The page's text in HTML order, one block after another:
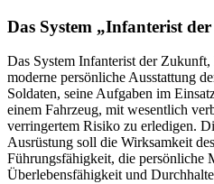
Das System „Infanterist
Das System Infanterist der
moderne persönliche Ausstattung
Soldaten, seine Aufgaben im
einem Fahrzeug, mit wesentlich
verringertem Risiko zu erledigen.
Ausrüstung soll die Wirksamkeit
Führungsfähigkeit, die persönliche
Überlebensfähigkeit und